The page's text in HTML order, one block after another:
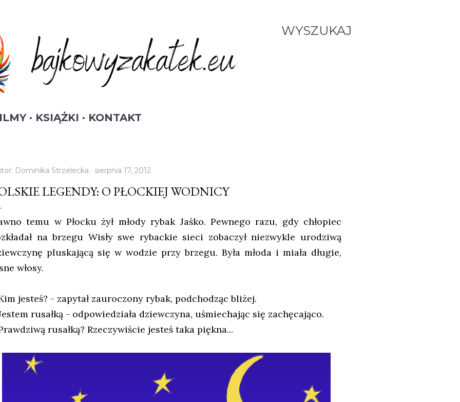
WYSZUKAJ
KSIĄŻKI KONTAKT
Dominika Strzelecka sierpnia 17, 2012
LEGENDY: O PŁOCKIEJ WODNICY
temu w Płocku żył młody rybak Jaśko. Pewnego razu, gdy chłopiec
na brzegu Wisły swe rybackie sieci zobaczył niezwykle urodziwą
pluskającą się w wodzie przy brzegu. Była młoda i miała długie,
włosy.
jesteś? - zapytał zauroczony rybak, podchodząc bliżej.
rusałką - odpowiedziała dziewczyna, uśmiechając się zachęcająco.
rusałką? Rzeczywiście jesteś taka piękna...